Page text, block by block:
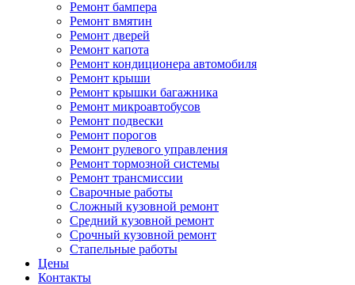
Ремонт бампера
Ремонт вмятин
Ремонт дверей
Ремонт капота
Ремонт кондиционера автомобиля
Ремонт крыши
Ремонт крышки багажника
Ремонт микроавтобусов
Ремонт подвески
Ремонт порогов
Ремонт рулевого управления
Ремонт тормозной системы
Ремонт трансмиссии
Сварочные работы
Сложный кузовной ремонт
Средний кузовной ремонт
Срочный кузовной ремонт
Стапельные работы
Цены
Контакты